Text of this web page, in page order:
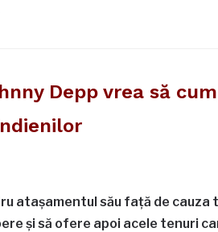
Depp vrea să
ataşamentul său faţă de cauza
şi să ofere apoi acele tenuri